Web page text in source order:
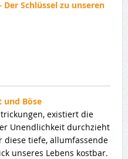
Der Schlüssel zu unseren
und Böse
existiert die
Unendlichkeit durchzieht
diese tiefe, allumfassende
unseres Lebens kostbar.